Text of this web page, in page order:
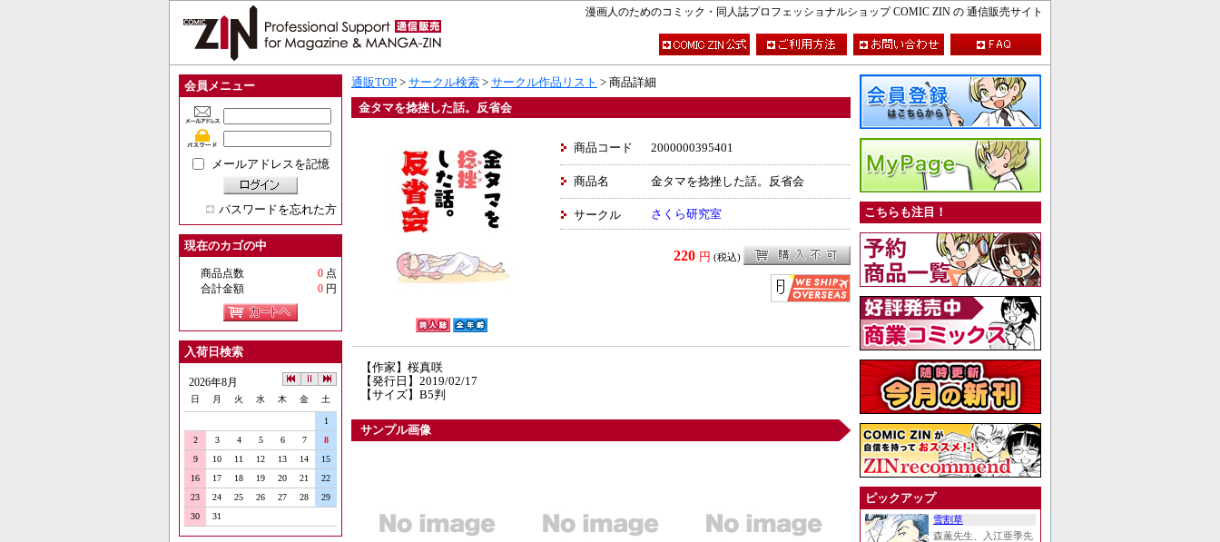
漫画人のためのコミック・同人誌プロフェッショナルショップ COMIC ZIN の 通信販売サイト
会員メニュー
メールアドレスを記憶
パスワードを忘れた方
現在のカゴの中
商品点数 0 点
合計金額
0 円
入荷日検索
2026年8月
日 月 火 水 木 金 土
1
2
3 4 5 6 7
8
9
10 11 12 13 14
15
16
17 18 19 20 21
22
23
24 25 26 27 28
29
30
31
通販TOP > サークル検索 > サークル作品リスト > 商品詳細
金タマを捻挫した話。反省会
商品コード 2000000395401
商品名 金タマを捻挫した話。反省会
サークル さくら研究室
220 円 (税込)
【作家】桜真咲
【発行日】2019/02/17
【サイズ】B5判
サンプル画像
こちらも注目！
ピックアップ
雪割草
森薫先生、入江亜季先